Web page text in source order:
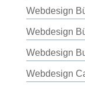
Webdesign
Webdesign
Webdesign
Webdesign